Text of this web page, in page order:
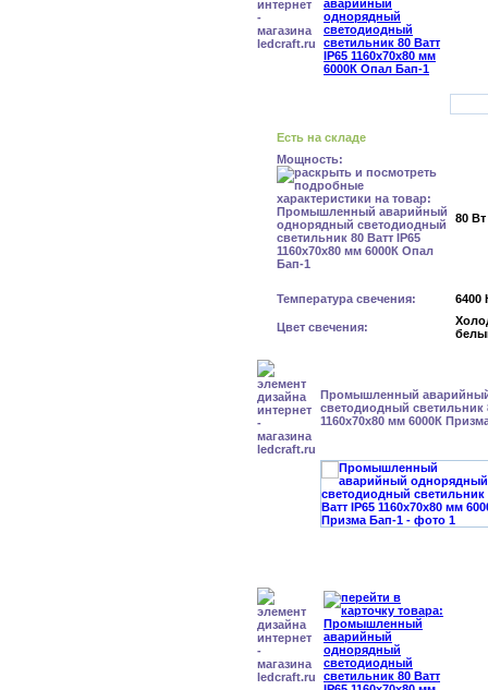
Есть на складе
Мощность:
80 Вт
Температура свечения: 6400
Цвет свечения:
Промышленный
светодиодный светильник
1160x70x80 мм 6000К